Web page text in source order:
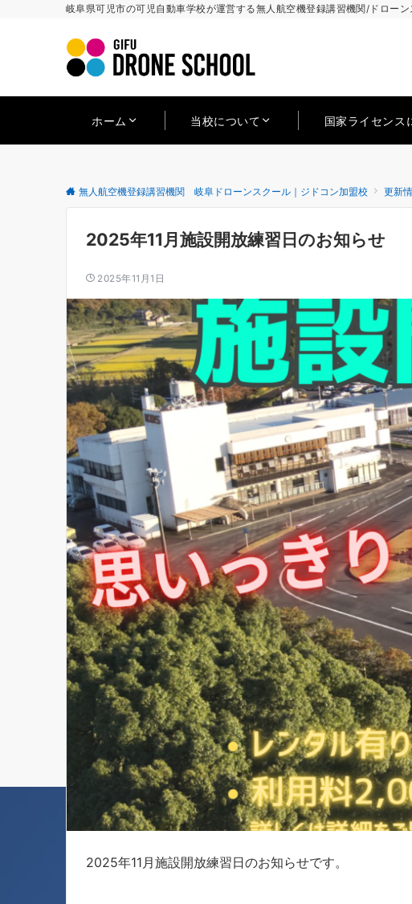
岐阜県可児市の可児自動車学校が運営する無人航空機登録講習機関/ドロー
ホーム 当校について 国家ライセン
無人航空機登録講習機関 岐阜ドローンスクール｜ジドコン加盟校 更新
2025年11月施設開放練習日のお知らせ
2025年11月1日
2025年11月施設開放練習日のお知らせです。